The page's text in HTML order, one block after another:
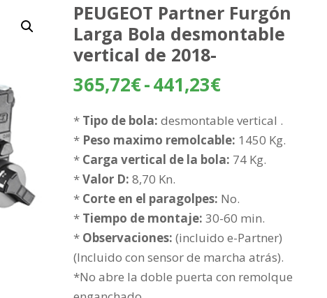
PEUGEOT Partner Furgón
Larga Bola desmontable
vertical de 2018-
365,72€-441,23€Rango
precios:
desde
365,72€
441,23€
* Tipo de bola: desmontable vertical .
* Peso maximo remolcable: 1450 Kg.
* Carga vertical de la bola: 74 Kg.
*Valor D: 8,70 Kn.
* Corte en el paragolpes: No.
* Tiempo de montaje: 30-60 min.
* Observaciones: (incluido e-Partner)
(Incluido con sensor de marcha atrás).
*No abre la doble puerta con remolque